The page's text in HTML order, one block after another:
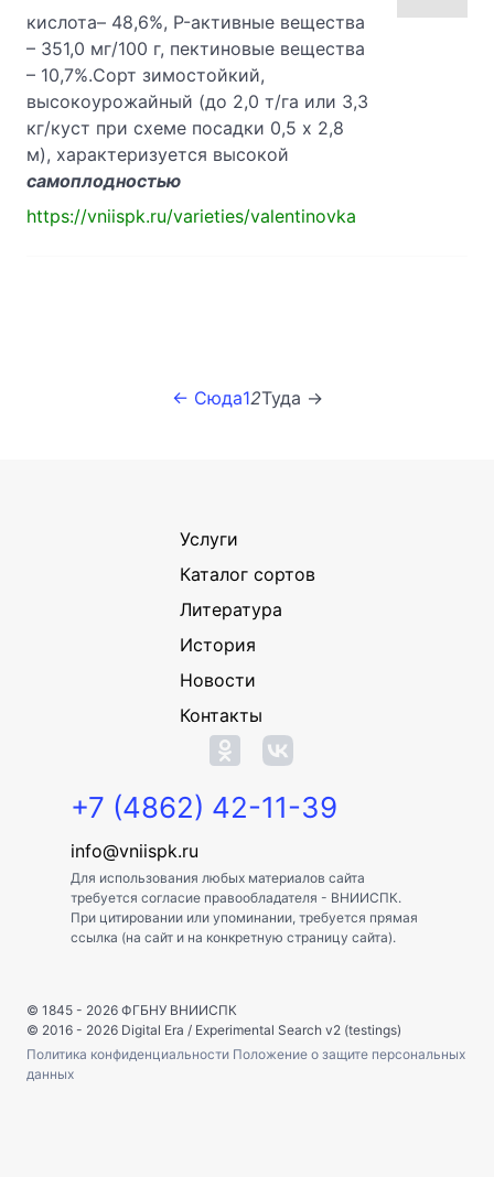
кислота– 48,6%, P-активные вещества
– 351,0 мг/100 г, пектиновые вещества
– 10,7%.Сорт зимостойкий,
высокоурожайный (до 2,0 т/га или 3,3
кг/куст при схеме посадки 0,5 х 2,8
м), характеризуется высокой
самоплодностью
https://vniispk.ru/varieties/valentinovka
← Сюда12Туда →
Услуги
Каталог сортов
Литература
История
Новости
Контакты
+7 (4862) 42-11-39
info@vniispk.ru
Для использования любых материалов сайта
требуется согласие правообладателя - ВНИИСПК.
При цитировании или упоминании, требуется прямая
ссылка (на сайт и на конкретную страницу сайта).
© 1845 - 2026 ФГБНУ ВНИИСПК
© 2016 - 2026 Digital Era / Experimental Search v2 (testings)
Политика конфиденциальности Положение о защите персональных
данных